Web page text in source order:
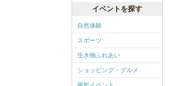
イベントを探す
自然体験
スポーツ
生き物ふれあい
ショッピング・グルメ